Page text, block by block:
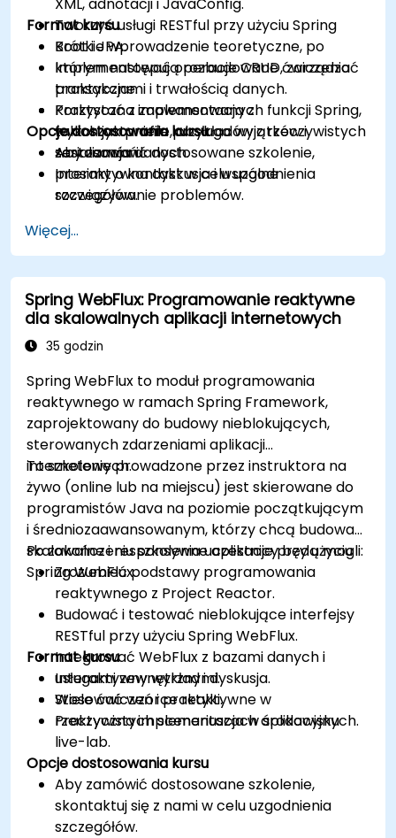
Tworzyć usługi RESTful przy użyciu Spring
Boot i JPA.
Implementować operacje CRUD, zarządzać
transakcjami i trwałością danych.
Korzystać z zaawansowanych funkcji Spring,
takich jak profile, obsługa wyjątków i
serializacja danych.
Format kursu
Krótkie wprowadzenie teoretyczne, po
którym następują rozbudowane ćwiczenia
praktyczne.
Praktyczna implementacja z
wykorzystaniem przykładów z rzeczywistych
zastosowań.
Interaktywna dyskusja i wspólne
rozwiązywanie problemów.
Opcje dostosowania kursu
Aby zamówić dostosowane szkolenie,
prosimy o kontakt w celu uzgodnienia
szczegółów.
Więcej...
Spring WebFlux: Programowanie reaktywne
dla skalowalnych aplikacji internetowych
35 godzin
Spring WebFlux to moduł programowania
reaktywnego w ramach Spring Framework,
zaprojektowany do budowy nieblokujących,
sterowanych zdarzeniami aplikacji
internetowych.
To szkolenie prowadzone przez instruktora na
żywo (online lub na miejscu) jest skierowane do
programistów Java na poziomie początkującym
i średniozaawansowanym, którzy chcą budować
skalowalne i responsywne aplikacje przy użyciu
Spring WebFlux.
Po zakończeniu szkolenia uczestnicy będą mogli:
Zrozumieć podstawy programowania
reaktywnego z Project Reactor.
Budować i testować nieblokujące interfejsy
RESTful przy użyciu Spring WebFlux.
Integrować WebFlux z bazami danych i
usługami zewnętrznymi.
Stosować wzorce reaktywne w
rzeczywistych scenariuszach aplikacyjnych.
Format kursu
Interaktywny wykład i dyskusja.
Wiele ćwiczeń i praktyki.
Praktyczna implementacja w środowisku
live-lab.
Opcje dostosowania kursu
Aby zamówić dostosowane szkolenie,
skontaktuj się z nami w celu uzgodnienia
szczegółów.